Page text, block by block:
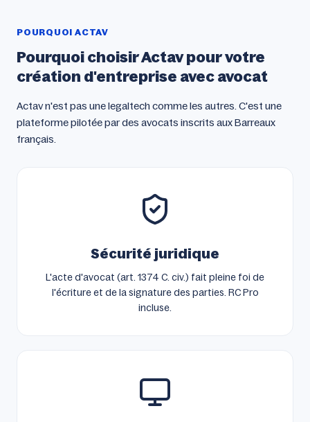
POURQUOI ACTAV
Pourquoi choisir Actav pour votre
création d'entreprise avec avocat
Actav n'est pas une legaltech comme les autres. C'est une
plateforme pilotée par des avocats inscrits aux Barreaux
français.
Sécurité juridique
L'acte d'avocat (art. 1374 C. civ.) fait pleine foi de
l'écriture et de la signature des parties. RC Pro
incluse.